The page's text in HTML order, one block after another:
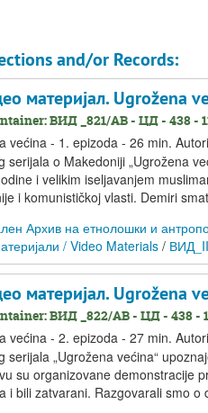
and/or Records:
материјал. Ugrožena
ВИД _821/АВ - ЦД - 438 -
većina - 1. epizoda - 26 min.
serijala o Makedoniji „Ugrožena
i velikim iseljavanjem
i komunističkoj vlasti. Demiri
Архив на етнолошки и
/ Video Materials /
материјал. Ugrožena
ВИД _822/АВ - ЦД - 438 -
većina - 2. epizoda - 27 min.
serijala „Ugrožena većina“
su organizovane demonstracije
i bili zatvarani. Razgovarali smo